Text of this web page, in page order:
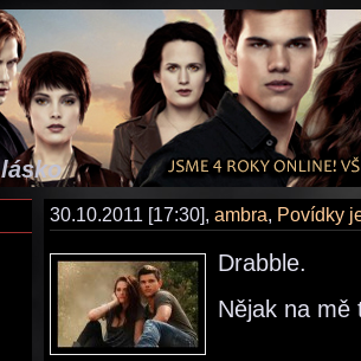
30.10.2011 [17:30], ambra, Povídky
Drabble.
Nějak na mě